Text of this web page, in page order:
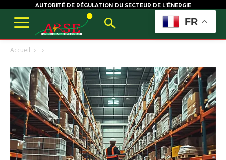
AUTORITÉ DE RÉGULATION DU SECTEUR DE L’ÉNERGIE
Accueil
FR